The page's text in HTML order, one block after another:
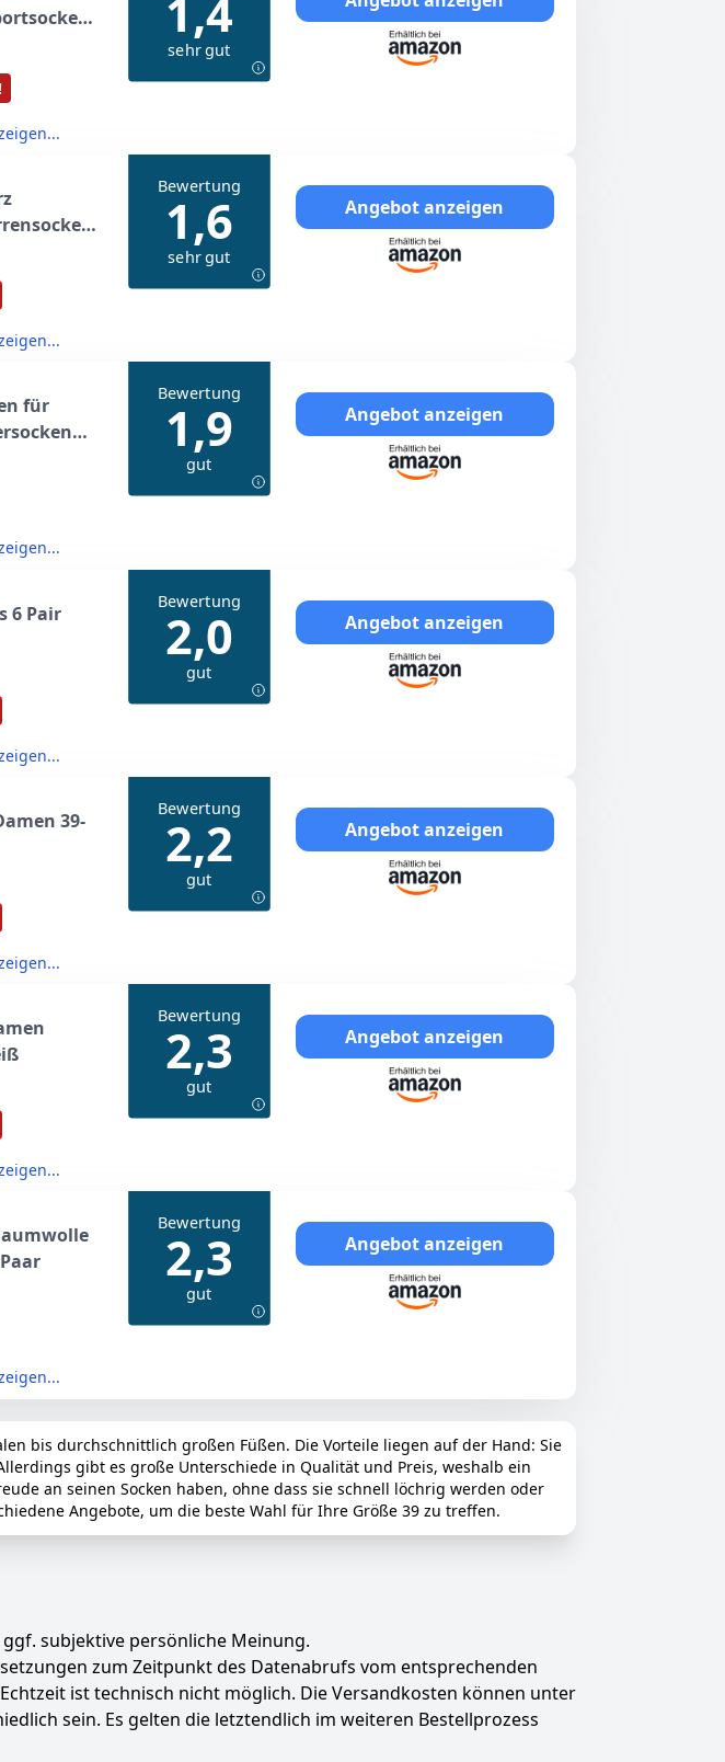
42
1,4
sehr gut
Bewertung
1,6
sehr gut
Angebot anzeigen
für
Bewertung
1,9
gut
Angebot anzeigen
6 Pair
Bewertung
2,0
gut
Angebot anzeigen
39-
Bewertung
2,2
gut
Angebot anzeigen
Bewertung
2,3
gut
Angebot anzeigen
Bewertung
2,3
gut
Angebot anzeigen
bis durchschnittlich großen Füßen. Die Vorteile liegen auf der Hand: Sie
gibt es große Unterschiede in Qualität und Preis, weshalb ein
an seinen Socken haben, ohne dass sie schnell löchrig werden oder
Angebote, um die beste Wahl für Ihre Größe 39 zu treffen.
subjektive persönliche Meinung.
zum Zeitpunkt des Datenabrufs vom entsprechenden
ist technisch nicht möglich. Die Versandkosten können unter
sein. Es gelten die letztendlich im weiteren Bestellprozess